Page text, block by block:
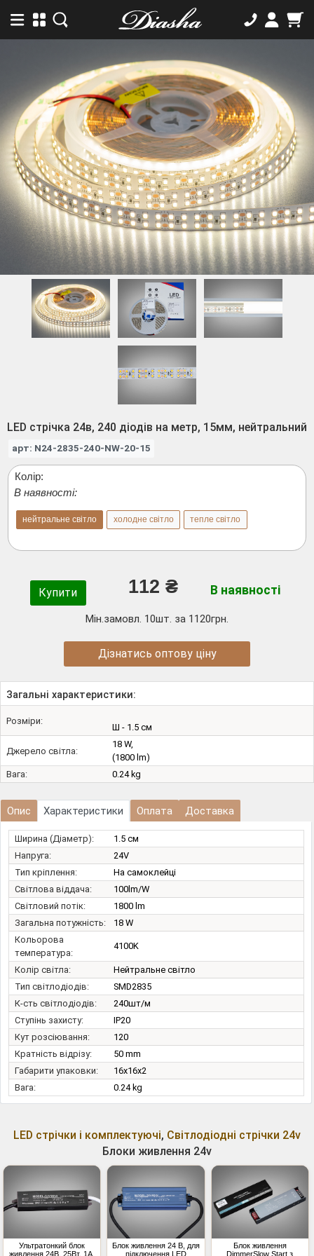
LED стрічка 24в, 240 діодів на метр, 15мм, нейтральний
арт: N24-2835-240-NW-20-15
Колір:
В наявності:
нейтральне світло холодне світло тепле світло
Купити 112 ₴ В наявності
Мін.замовл. 10шт. за 1120грн.
Дізнатись оптову ціну
Загальні характеристики:
Розміри:
Ш - 1.5 см
Джерело світла:
18 W,
(1800 lm)
Вага:
0.24 kg
Опис Характеристики Оплата Доставка
Ширина (Діаметр):
1.5 см
Напруга:
24V
Тип кріплення:
На самоклейці
Світлова віддача:
100lm/W
Світловий потік:
1800 lm
Загальна потужність:
18 W
Кольорова
температура:
4100K
Колір світла:
Нейтральне світло
Тип світлодіодів:
SMD2835
К-сть світлодіодів:
240шт/м
Ступінь захисту:
IP20
Кут розсіювання:
120
Кратність відрізу:
50 mm
Габарити упаковки:
16x16x2
Вага:
0.24 kg
LED стрічки і комплектуючі, Світлодіодні стрічки 24v
Блоки живлення 24v
Ультратонкий блок
живлення 24В, 25Вт, 1А,
Блок живлення 24 В, для
підключення LED
Блок живлення
DimmerSlow Start з